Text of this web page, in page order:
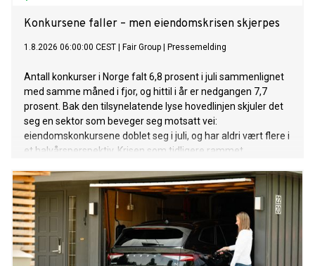
Konkursene faller – men eiendomskrisen skjerpes
1.8.2026 06:00:00 CEST Fair Group Pressemelding
Antall konkurser i Norge falt 6,8 prosent i juli sammenlignet
med samme måned i fjor, og hittil i år er nedgangen 7,7
prosent. Bak den tilsynelatende lyse hovedlinjen skjuler det
seg en sektor som beveger seg motsatt vei:
eiendomskonkursene doblet seg i juli, og har aldri vært flere i
et halvårsperspektiv. Krisen som tidligere rammet